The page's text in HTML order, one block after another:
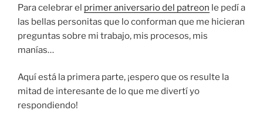
Para celebrar el primer aniversario del patreon le pedí a
las bellas personitas que lo conforman que me hicieran
preguntas sobre mi trabajo, mis procesos, mis
manías…
Aquí está la primera parte, ¡espero que os resulte la
mitad de interesante de lo que me divertí yo
respondiendo!